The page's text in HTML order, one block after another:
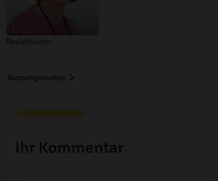
Redakteurin
Nutzungsrechte
Ihr Kommentar